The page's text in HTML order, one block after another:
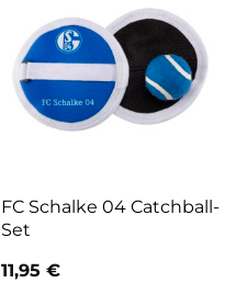
FC Schalke 04 Catchball-
Set
11,95 €